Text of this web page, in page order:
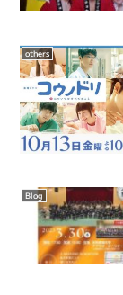
others
Blog